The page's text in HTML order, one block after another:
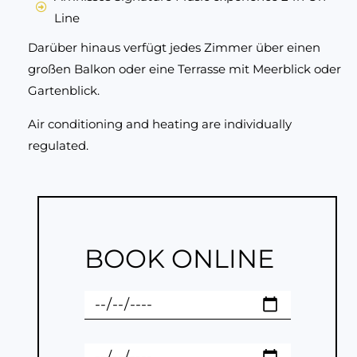
Line
Darüber hinaus verfügt jedes Zimmer über einen
großen Balkon oder eine Terrasse mit Meerblick oder
Gartenblick.
Air conditioning and heating are individually
regulated.
BOOK ONLINE
h